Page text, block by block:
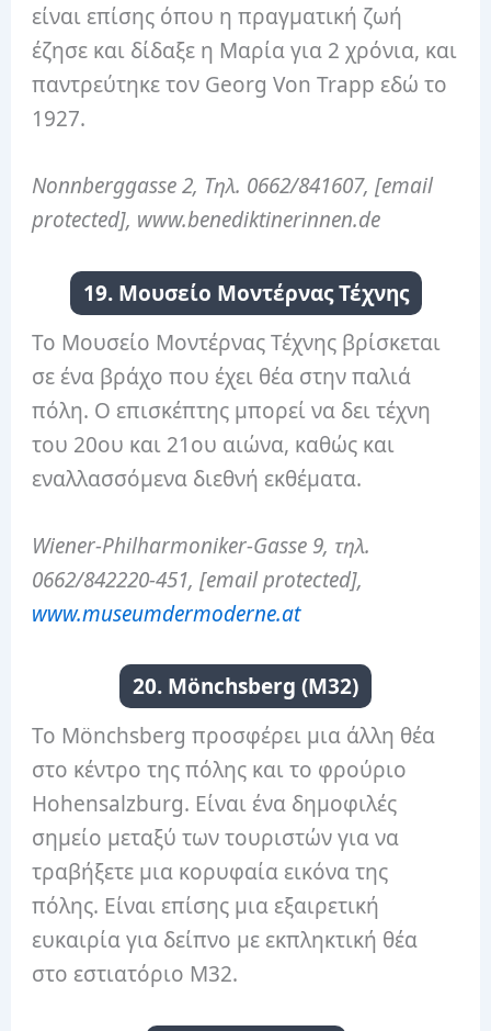
είναι επίσης όπου η πραγματική ζωή
έζησε και δίδαξε η Μαρία για 2 χρόνια, και
παντρεύτηκε τον Georg Von Trapp εδώ το
1927.
Nonnberggasse 2, Τηλ. 0662/841607, [email
protected], www.benediktinerinnen.de
19. Μουσείο Μοντέρνας Τέχνης
Το Μουσείο Μοντέρνας Τέχνης βρίσκεται
σε ένα βράχο που έχει θέα στην παλιά
πόλη. Ο επισκέπτης μπορεί να δει τέχνη
του 20ου και 21ου αιώνα, καθώς και
εναλλασσόμενα διεθνή εκθέματα.
Wiener-Philharmoniker-Gasse 9, τηλ.
0662/842220-451, [email protected],
www.museumdermoderne.at
20. Mönchsberg (M32)
Το Mönchsberg προσφέρει μια άλλη θέα
στο κέντρο της πόλης και το φρούριο
Hohensalzburg. Είναι ένα δημοφιλές
σημείο μεταξύ των τουριστών για να
τραβήξετε μια κορυφαία εικόνα της
πόλης. Είναι επίσης μια εξαιρετική
ευκαιρία για δείπνο με εκπληκτική θέα
στο εστιατόριο M32.